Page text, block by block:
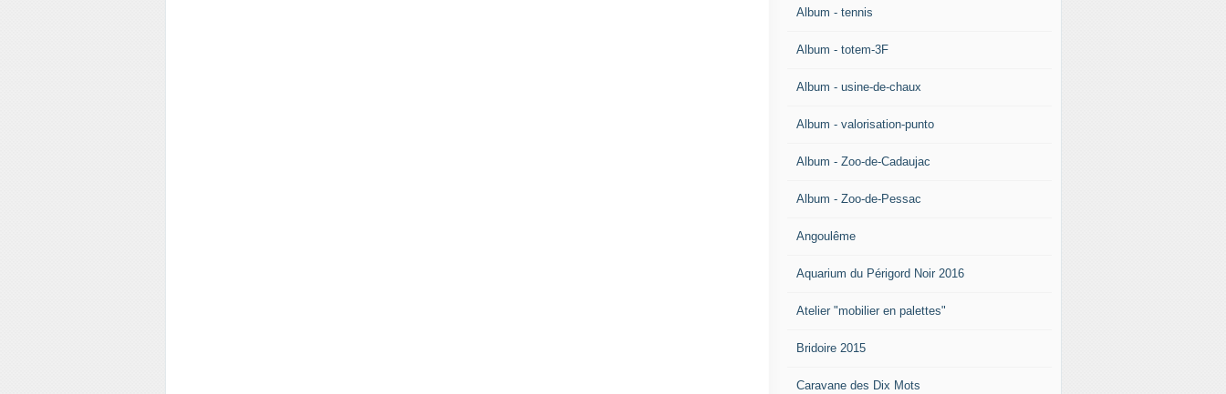
Album - tennis
Album - totem-3F
Album - usine-de-chaux
Album - valorisation-punto
Album - Zoo-de-Cadaujac
Album - Zoo-de-Pessac
Angoulême
Aquarium du Périgord Noir 2016
Atelier "mobilier en palettes"
Bridoire 2015
Caravane des Dix Mots